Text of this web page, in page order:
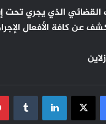
الذي يجري تحت
عن كافة الأفعال
فيسبوك‫X لينكدإن‏Tumblr